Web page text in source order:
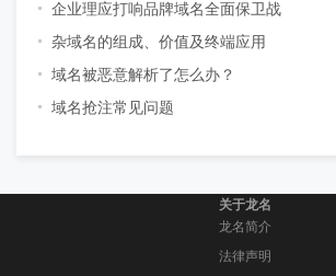
企业理应打响品牌域名全面保卫战
杂域名的组成、价值及终端应用
域名被恶意解析了怎么办？
域名抢注常见问题
关于龙名
龙名简介
法律声明